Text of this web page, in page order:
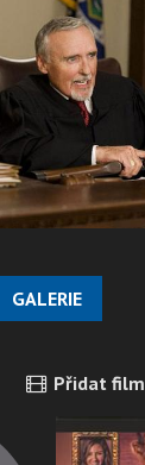
GALERIE
Přidat film